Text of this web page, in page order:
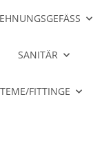
SANITÄR
FITTINGE